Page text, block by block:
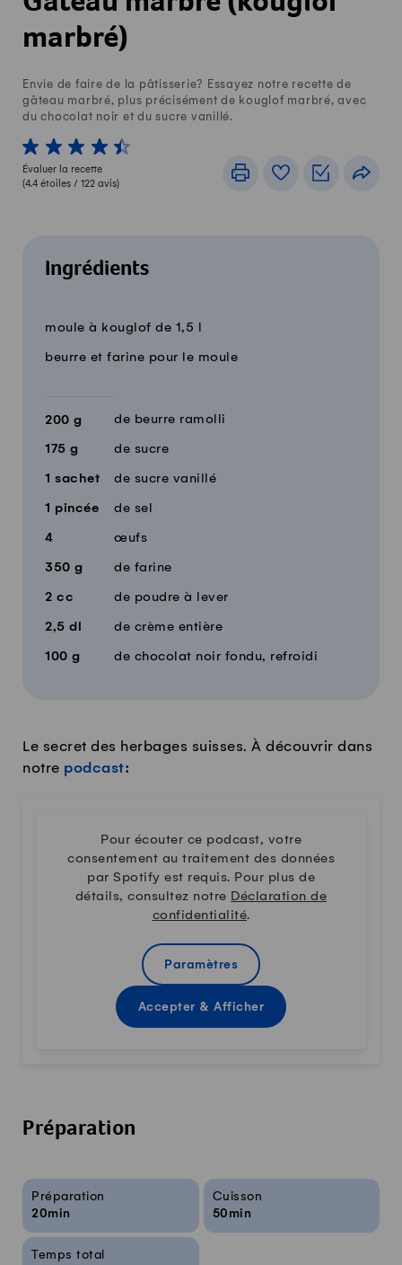
marbré)
Envie de faire de la pâtisserie? Essayez notre recette de
gâteau marbré, plus précisément de kouglof marbré, avec
du chocolat noir et du sucre vanillé.
1 von 5 étoiles
2 von 5 étoiles
3 von 5 étoiles
4 von 5 étoiles
5 von 5 étoiles
Évaluer la recette
(4.4 étoiles / 122 avis)
ImprimerLivre de recettes
Listes de
Ingrédients
12 parts
Quantité Ingrédients
moule à kouglof de 1,5 l
beurre et farine pour le moule
200 g de beurre ramolli
175 g de sucre
1 sachet de sucre vanillé
1 pincée de sel
4 œufs
350 g de farine
2 cc de poudre à lever
2,5 dl de crème entière
100 g de chocolat noir fondu, refroidi
Le secret des herbages suisses. À découvrir dans
notre podcast:
Pour écouter ce podcast, votre
consentement au traitement des données
par Spotify est requis. Pour plus de
détails, consultez notre Déclaration de
confidentialité.
Paramètres
Accepter & Afficher
Préparation
Infos sur la recette
Préparation
20min
Cuisson
50min
Temps total